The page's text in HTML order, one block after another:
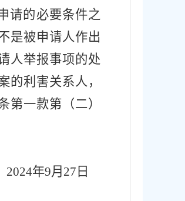
请的必要条件之
是被申请人作出
人举报事项的处
利害关系人，
第一款第（二）
2024年9月 27 日